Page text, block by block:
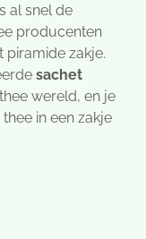
al snel de
producenten
piramide zakje.
sachet
wereld, en je
in een zakje